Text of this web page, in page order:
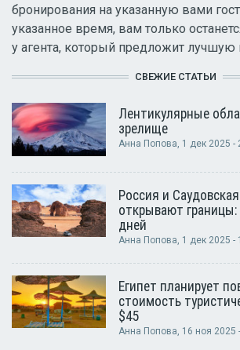
бронирования на указанную вами
указанное время, вам только
у агента, который предложит лучшую
СВЕЖИЕ СТАТЬИ
Лентикулярные
зрелище
Анна Попова, 1 дек 2025 -
Россия и
открывают границы:
дней
Анна Попова, 1 дек 2025 -
Египет планирует
стоимость
$45
Анна Попова, 16 ноя 2025